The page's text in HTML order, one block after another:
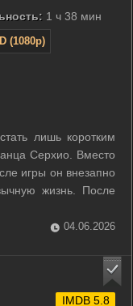
1 ч 38 мин
(1080p)
лишь коротким
Серхио. Вместо
игры он внезапно
жизнь. После
остается в чужой
в мире без друзей
04.06.2026
IMDB 5.8